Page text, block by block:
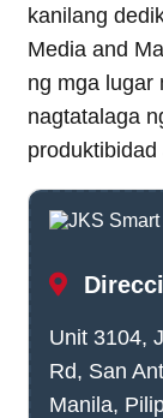
kanilang
Media and
ng mga lugar
nagtatalaga
Unit 3104,
Rd, San
Manila,